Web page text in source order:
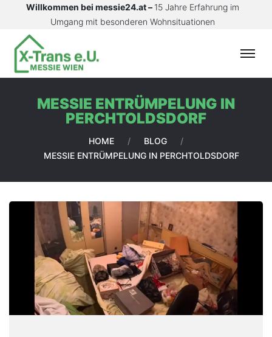
Willkommen bei messie24.at – 15 Jahre Erfahrung im
Umgang mit besonderen Wohnsituationen
S
T
MESSIE ENTRÜMPELUNG IN
PERCHTOLDSDORF
HOME / BLOG
/
MESSIE ENTRÜMPELUNG IN PERCHTOLDSDORF